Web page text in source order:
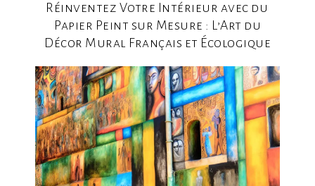
LE
Réinventez Votre Intérieur avec du
Papier Peint sur Mesure : L’Art du
Décor Mural Français et Écologique